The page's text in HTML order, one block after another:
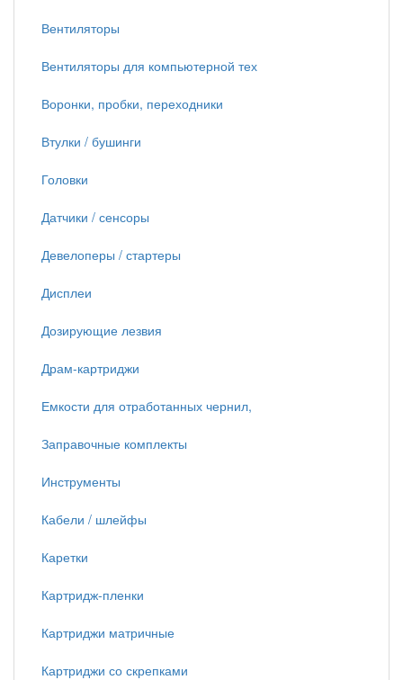
Вентиляторы
Вентиляторы для компьютерной тех
Воронки, пробки, переходники
Втулки / бушинги
Головки
Датчики / сенсоры
Девелоперы / стартеры
Дисплеи
Дозирующие лезвия
Драм-картриджи
Емкости для отработанных чернил,
Заправочные комплекты
Инструменты
Кабели / шлейфы
Каретки
Картридж-пленки
Картриджи матричные
Картриджи со скрепками